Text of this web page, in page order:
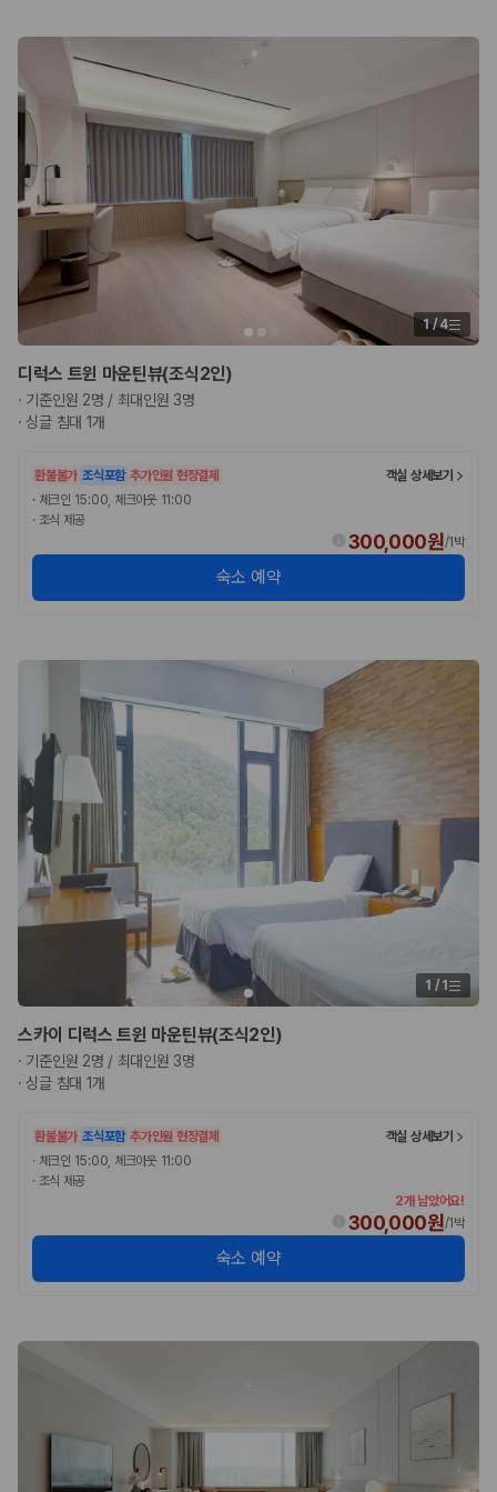
1/4
디럭스 트윈 마운틴뷰(조식2인)
· 기준인원 2명 / 최대인원 3명
·싱글 침대 1개
환불불가 조식포함 추가인원 현장결제
객실 상세보기
· 체크인 15:00, 체크아웃 11:00
· 조식 제공
300,000원/1박
숙소 예약
1 /1
스카이 디럭스 트윈 마운틴뷰(조식2인)
· 기준인원 2명 / 최대인원 3명
·싱글 침대 1개
환불불가 조식포함 추가인원 현장결제
객실 상세보기
· 체크인 15:00, 체크아웃 11:00
· 조식 제공
2개 남았어요!
300,000원/1박
숙소 예약